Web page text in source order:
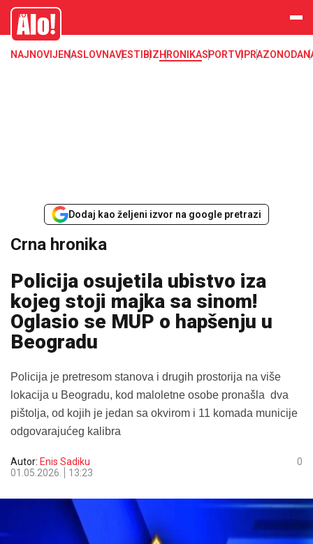
Crna hronika, smrt, ubistvo, likvidacija, krađa, pljačka, hapšenje, policija,
poginuli, zaplena, carina
Alo
NAJNOVIJENASLOVNAVESTI BIZHRONIKASPORTVIPRAZONODA
Dodaj kao željeni izvor na google pretrazi
Crna hronika
Policija osujetila ubistvo iza
kojeg stoji majka sa sinom!
Oglasio se MUP o hapšenju u
Beogradu
Policija je pretresom stanova i drugih prostorija na više
lokacija u Beogradu, kod maloletne osobe pronašla dva
pištolja, od kojih je jedan sa okvirom i 11 komada municije
odgovarajućeg kalibra
Autor: Enis Sadiku
01.05.2026.
13:23
0